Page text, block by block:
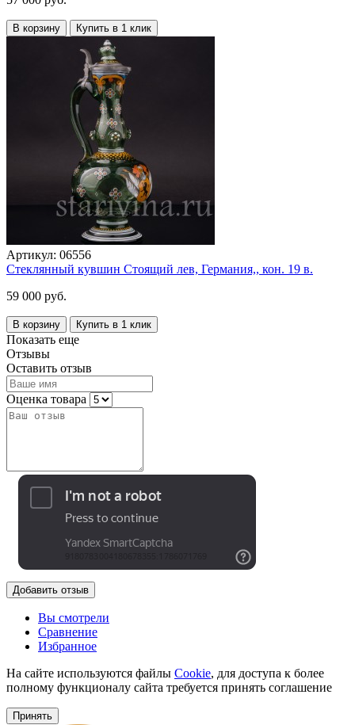
В корзину Купить в 1 клик
Артикул: 06556
Стеклянный кувшин Стоящий лев, Германия,, кон. 19 в.
59 000 руб.
В корзину Купить в 1 клик
Показать еще
Отзывы
Оставить отзыв
Оценка товара
Добавить отзыв
Вы смотрели
Сравнение
Избранное
На сайте используются файлы Cookie, для доступа к более
полному функционалу сайта требуется принять соглашение
Принять